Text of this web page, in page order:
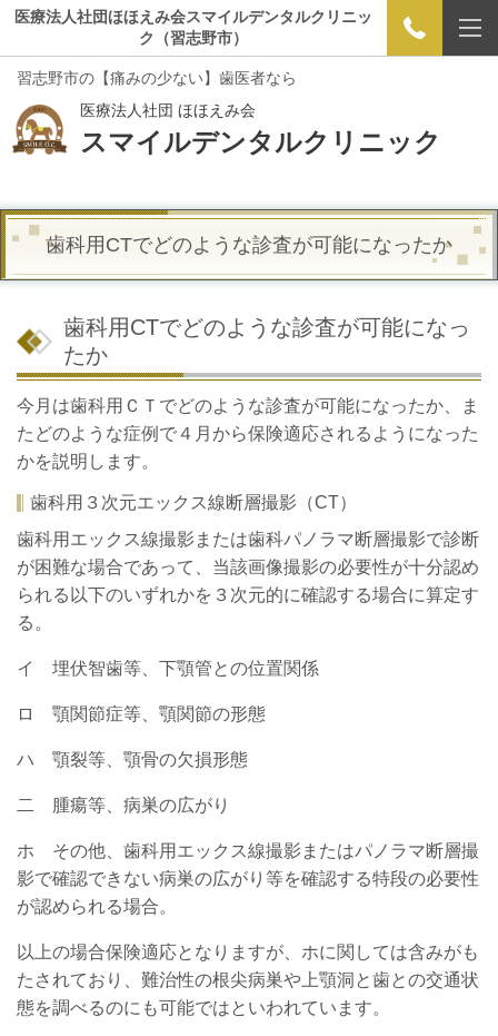
医療法人社団ほほえみ会スマイルデンタルクリニッ
ク（習志野市）
習志野市の【痛みの少ない】歯医者なら
医療法人社団 ほほえみ会
スマイルデンタルクリニック
歯科用CTでどのような診査が可能になったか
歯科用CTでどのような診査が可能になっ
たか
今月は歯科用ＣＴでどのような診査が可能になったか、ま
たどのような症例で４月から保険適応されるようになった
かを説明します。
歯科用３次元エックス線断層撮影（CT）
歯科用エックス線撮影または歯科パノラマ断層撮影で診断
が困難な場合であって、当該画像撮影の必要性が十分認め
られる以下のいずれかを３次元的に確認する場合に算定す
る。
イ 埋伏智歯等、下顎管との位置関係
ロ 顎関節症等、顎関節の形態
ハ 顎裂等、顎骨の欠損形態
二 腫瘍等、病巣の広がり
ホ その他、歯科用エックス線撮影またはパノラマ断層撮
影で確認できない病巣の広がり等を確認する特段の必要性
が認められる場合。
以上の場合保険適応となりますが、ホに関しては含みがも
たされており、難治性の根尖病巣や上顎洞と歯との交通状
態を調べるのにも可能ではといわれています。